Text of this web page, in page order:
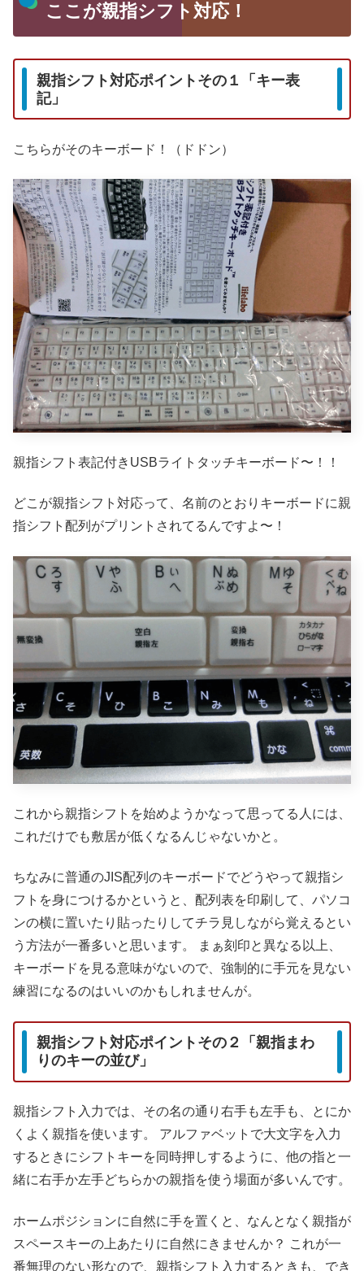
ここが親指シフト対応！
親指シフト対応ポイントその１「キー表
記」
こちらがそのキーボード！（ドドン）
親指シフト表記付きUSBライトタッチキーボード〜！！
どこが親指シフト対応って、名前のとおりキーボードに親
指シフト配列がプリントされてるんですよ〜！
これから親指シフトを始めようかなって思ってる人には、
これだけでも敷居が低くなるんじゃないかと。
ちなみに普通のJIS配列のキーボードでどうやって親指シ
フトを身につけるかというと、配列表を印刷して、パソコ
ンの横に置いたり貼ったりしてチラ見しながら覚えるとい
う方法が一番多いと思います。
まぁ刻印と異なる以上、
キーボードを見る意味がないので、強制的に手元を見ない
練習になるのはいいのかもしれませんが。
親指シフト対応ポイントその２「親指まわ
りのキーの並び」
親指シフト入力では、その名の通り右手も左手も、とにか
くよく親指を使います。
アルファベットで大文字を入力
するときにシフトキーを同時押しするように、他の指と一
緒に右手か左手どちらかの親指を使う場面が多いんです。
ホームポジションに自然に手を置くと、なんとなく親指が
スペースキーの上あたりに自然にきませんか？ これが一
番無理のない形なので、親指シフト入力するときも、でき